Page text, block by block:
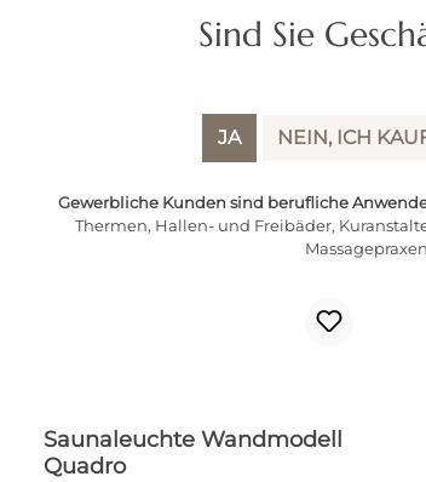
Sind Sie
JA NEIN, ICH
Gewerbliche Kunden sind berufliche
Thermen, Hallen- und Freibäder,
Saunaleuchte Wandmodell
Quadro